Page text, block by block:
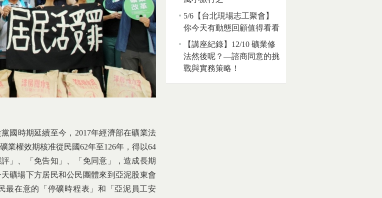
國時期延續至今，2017年經濟部在礦業法
業權效期核准從民國62年至126年，得以64
」、「免告知」、「免同意」，造成長期
礦場下方居民和公民團體來到亞泥股東會
最在意的「停礦時程表」和「亞泥員工安
5/6【台北現場志工聚會】
你今天有動態回顧值得看看
【講座紀錄】12/10 礦業修
法然後呢？—諮商同意的挑
戰與實務策略！